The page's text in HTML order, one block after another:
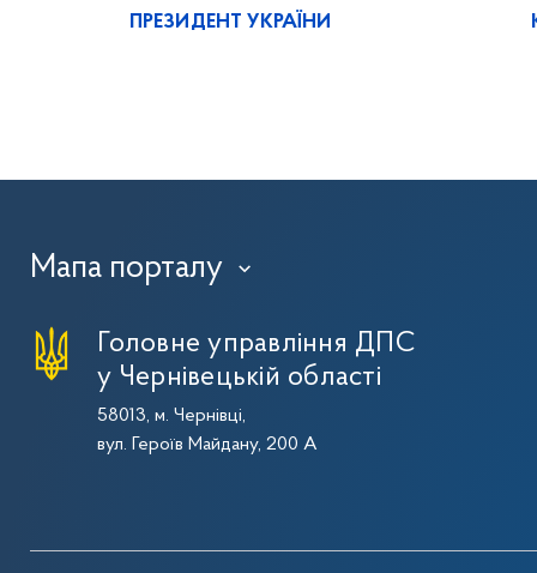
ПРЕЗИДЕНТ УКРАЇНИ
Мапа порталу ›
Головне управління ДПС
у Чернівецькій області
58013, м. Чернівці,
вул. Героїв Майдану, 200 А